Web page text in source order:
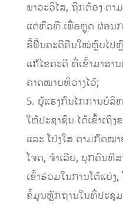
ພາວະວິໄສ, ຖືກຕ້ອງ ຕ
ແຕ່ຫົວທີ ເພື່ອຫຼຸດ ຜ່ອນ
ຮື້ຟື້ນຄະດີຄືນໃໝ່ຫຼົບໄປ
ແກ້ໄຂຄະດີ ທີ່ເຂົ້າມາສາ
ຄາດໝາຍທີ່ວາງໄວ້;
5. ຍູ້ແຮງກົນໄກການບໍລິ
ໃຫ້ປະຊາຊົນ ໄດ້ເຂົ້າເຖິ
ແລະ ໂປ່ງໃສ ຕາມກົດໝາ
ໂຈດ, ຈຳເລີຍ, ບຸກຄົນທີ
ເຂົ້າຮ່ວມໃນການໂຕ້ແຍ່ງ
ຂໍ້ມູນຫຼັກຖານໃນທີ່ປະຊຸ